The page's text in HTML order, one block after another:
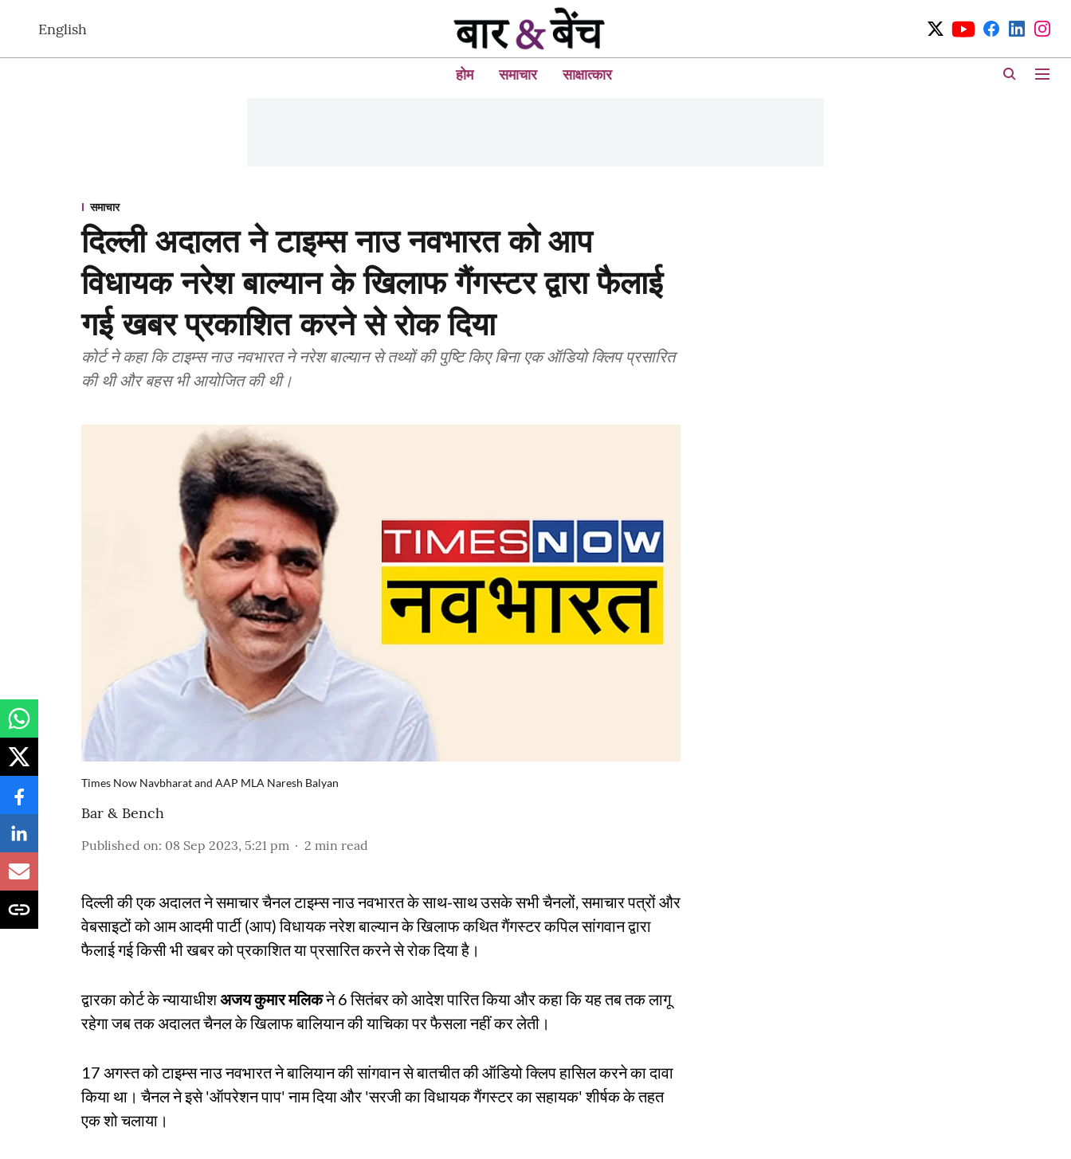
English
होम समाचार साक्षात्कार
समाचार
दिल्ली अदालत ने टाइम्स नाउ नवभारत को आप
विधायक नरेश बाल्यान के खिलाफ गैंगस्टर द्वारा फैलाई
गई खबर प्रकाशित करने से रोक दिया
कोर्ट ने कहा कि टाइम्स नाउ नवभारत ने नरेश बाल्यान से तथ्यों की पुष्टि किए बिना एक ऑडियो क्लिप प्रसारित
की थी और बहस भी आयोजित की थी।
Times Now Navbharat and AAP MLA Naresh Balyan
Bar & Bench
Published on: 08 Sep 2023, 5:21 pm 2 min read
दिल्ली की एक अदालत ने समाचार चैनल टाइम्स नाउ नवभारत के साथ-साथ उसके सभी चैनलों, समाचार पत्रों और
वेबसाइटों को आम आदमी पार्टी (आप) विधायक नरेश बाल्यान के खिलाफ कथित गैंगस्टर कपिल सांगवान द्वारा
फैलाई गई किसी भी खबर को प्रकाशित या प्रसारित करने से रोक दिया है।
द्वारका कोर्ट के न्यायाधीशअजय कुमार मलिकने 6 सितंबर को आदेश पारित किया और कहा कि यह तब तक लागू
रहेगा जब तक अदालत चैनल के खिलाफ बालियान की याचिका पर फैसला नहीं कर लेती।
17 अगस्त को टाइम्स नाउ नवभारत ने बालियान की सांगवान से बातचीत की ऑडियो क्लिप हासिल करने का दावा
किया था। चैनल ने इसे 'ऑपरेशन पाप' नाम दिया और 'सरजी का विधायक गैंगस्टर का सहायक' शीर्षक के तहत
एक शो चलाया।